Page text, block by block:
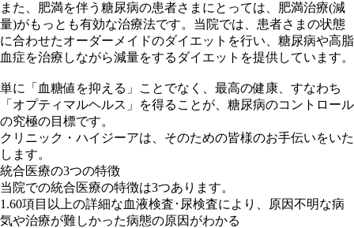
また、肥満を伴う糖尿病の患者さまにとっては、肥満治療(減
量)がもっとも有効な治療法です。当院では、患者さまの状態
に合わせたオーダーメイドのダイエットを行い、糖尿病や高脂
血症を治療しながら減量をするダイエットを提供しています。
単に「血糖値を抑える」ことでなく、最高の健康、すなわち
「オプティマルヘルス」を得ることが、糖尿病のコントロール
の究極の目標です。
クリニック・ハイジーアは、そのための皆様のお手伝いをいた
します。
統合医療の3つの特徴
当院での統合医療の特徴は3つあります。
1.60項目以上の詳細な血液検査･尿検査により、原因不明な病
気や治療が難しかった病態の原因がわかる